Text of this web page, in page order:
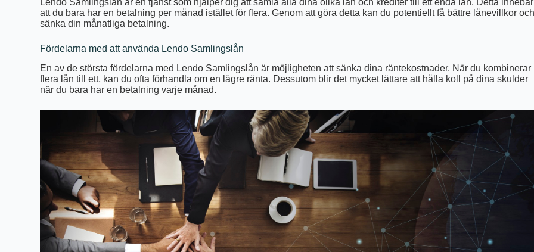
Lendo Samlingslån är en tjänst som hjälper dig att samla alla dina olika lån och krediter till ett enda lån. Detta innebär
att du bara har en betalning per månad istället för flera. Genom att göra detta kan du potentiellt få bättre lånevillkor
sänka din månatliga betalning.
Fördelarna med att använda Lendo Samlingslån
En av de största fördelarna med Lendo Samlingslån är möjligheten att sänka dina räntekostnader. När du kombinerar
flera lån till ett, kan du ofta förhandla om en lägre ränta. Dessutom blir det mycket lättare att hålla koll på dina skulder
när du bara har en betalning varje månad.